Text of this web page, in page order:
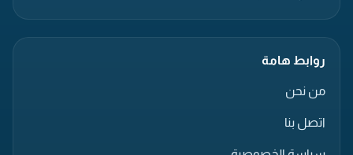
روابط هامة
من نحن
اتصل بنا